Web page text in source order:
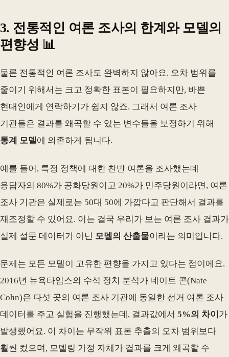
3. 전통적인 여론 조사의 한계와 모델의
편향성 📊
물론 전통적인 여론 조사도 완벽하지 않아요. 오차 범위를
줄이기 위해서는 크고 정확한 표본이 필요하지만, 바쁜
현대인에게 연락하기가 쉽지 않죠. 그래서 여론 조사
기관들은 결과를 왜곡할 수 있는 변수들을 보정하기 위해
통계 모델에 의존하게 됩니다.
예를 들어, 특정 정책에 대한 찬반 여론을 조사했는데
응답자의 80%가 공화당원이고 20%가 민주당원이라면, 여론
조사 기관은 실제로는 50대 50에 가깝다고 판단해서 결과를
재조정할 수 있어요. 이는 결국 우리가 보는 여론 조사 결과가
실제 설문 데이터가 아닌 모델의 산출물이라는 의미입니다.
문제는 모든 모델이 고유한 편향을 가지고 있다는 점이에요.
2016년 뉴욕타임스의 수석 정치 분석가 네이트 콘(Nate
Cohn)은 다섯 곳의 여론 조사 기관에 동일한 선거 여론 조사
데이터를 주고 실험을 진행했는데, 결과값에서 5%의 차이 가
발생했어요. 이 차이는 무작위 표본 추출의 오차 범위보다
훨씬 컸으며, 모델링 가정 자체가 결과를 크게 왜곡할 수